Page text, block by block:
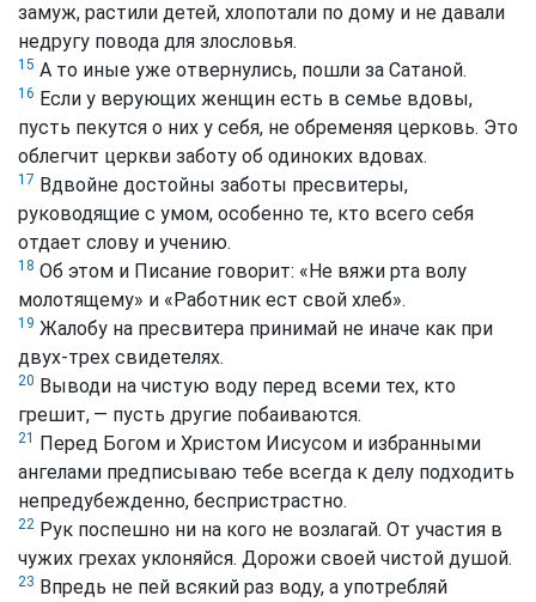
замуж, растили детей, хлопотали по дому и не давали
недругу повода для злословья.
15 А то иные уже отвернулись, пошли за Сатаной.
16 Если у верующих женщин есть в семье вдовы,
пусть пекутся о них у себя, не обременяя церковь. Это
облегчит церкви заботу об одиноких вдовах.
17 Вдвойне достойны заботы пресвитеры,
руководящие с умом, особенно те, кто всего себя
отдает слову и учению.
18 Об этом и Писание говорит: «Не вяжи рта волу
молотящему» и «Работник ест свой хлеб».
19 Жалобу на пресвитера принимай не иначе как при
двух-трех свидетелях.
20 Выводи на чистую воду перед всеми тех, кто
грешит, — пусть другие побаиваются.
21
Перед Богом и Христом Иисусом и избранными
ангелами предписываю тебе всегда к делу подходить
непредубежденно, беспристрастно.
22 Рук поспешно ни на кого не возлагай. От участия в
чужих грехах уклоняйся. Дорожи своей чистой душой.
23 Впредь не пей всякий раз воду, а употребляй